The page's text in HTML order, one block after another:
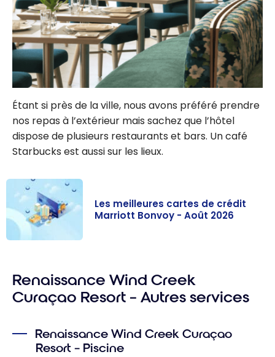
Étant si près de la ville, nous avons préféré prendre
nos repas à l’extérieur mais sachez que l’hôtel
dispose de plusieurs restaurants et bars. Un café
Starbucks est aussi sur les lieux.
crédit Marriott
Bonvoy - Août
Les meilleures cartes de crédit
Marriott Bonvoy - Août 2026
Renaissance Wind Creek
Curaçao Resort – Autres services
Renaissance Wind Creek Curaçao
Resort – Piscine